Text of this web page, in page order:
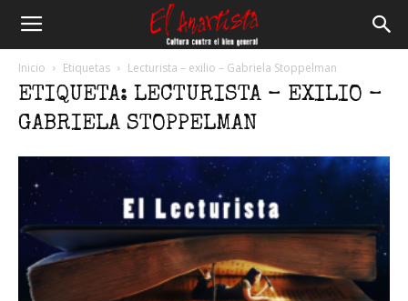
Inicio Etiquetas Lecturista – exilio – Gabriela Stoppelman
ETIQUETA: LECTURISTA – EXILIO –
GABRIELA STOPPELMAN